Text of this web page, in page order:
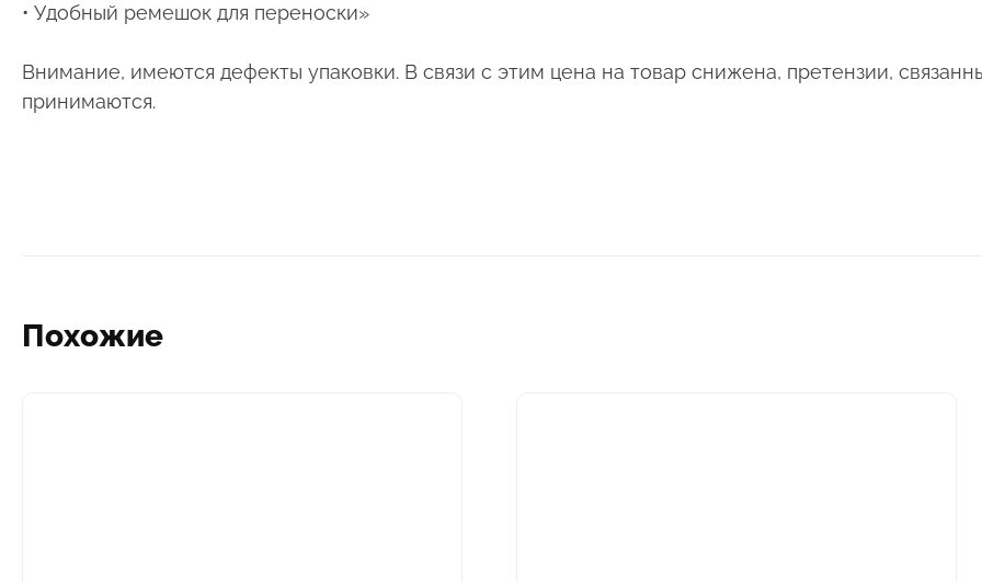
• Удобный ремешок для переноски»
Внимание, имеются дефекты упаковки. В связи с этим цена на товар снижена, претензии,
принимаются.
Похожие